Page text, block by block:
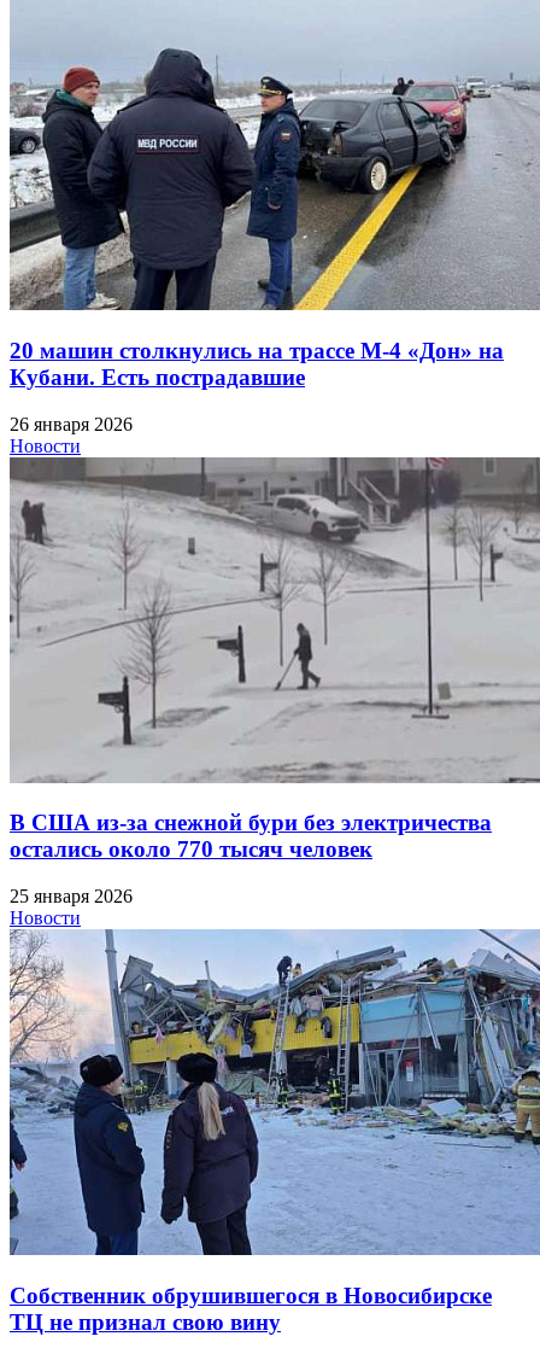
20 машин столкнулись на трассе М-4 «Дон» на
Кубани. Есть пострадавшие
26 января 2026
Новости
В США из-за снежной бури без электричества
остались около 770 тысяч человек
25 января 2026
Новости
Собственник обрушившегося в Новосибирске
ТЦ не признал свою вину